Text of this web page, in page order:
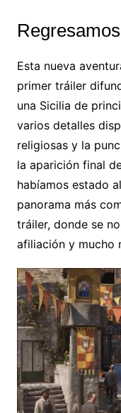
Esta nueva
primer tráiler
una Sicilia de
varios detalles
religiosas y la
la aparición final
habíamos estado
panorama más
tráiler, donde se
afiliación y mucho